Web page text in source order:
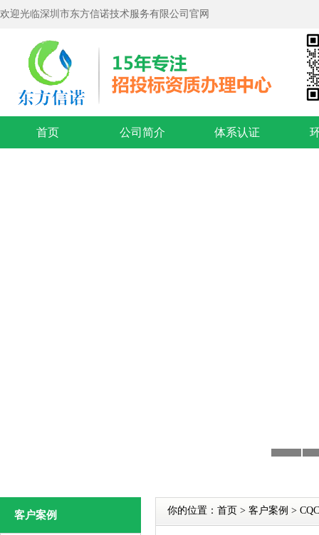
欢迎光临深圳市东方信诺技术服务有限公司官网
首页 公司简介 体系认证
客户案例 你的位置： 首页 > 客户案例 >